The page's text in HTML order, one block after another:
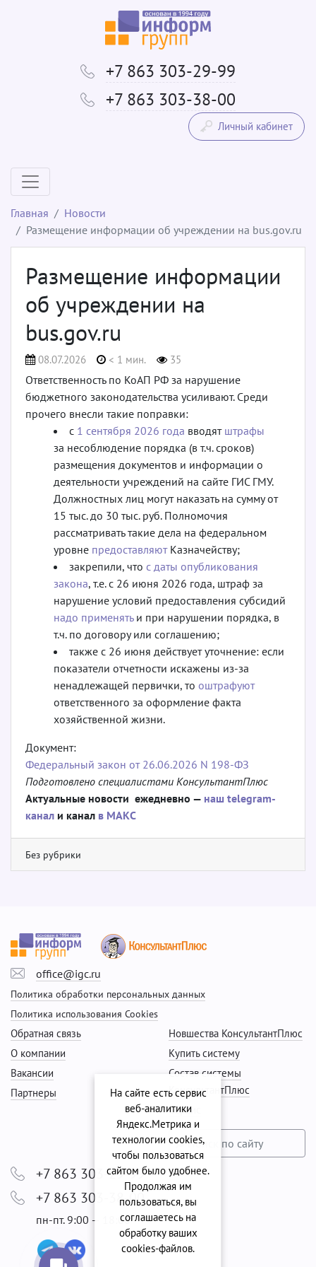
+7 863 303-29-99
+7 863 303-38-00
Личный кабинет
Главная
Новости
Размещение информации об учреждении на bus.gov.ru
Размещение информации
об учреждении на
bus.gov.ru
08.07.2026 < 1 мин. 35
Ответственность по КоАП РФ за нарушение
бюджетного законодательства усиливают. Среди
прочего внесли такие поправки:
с 1 сентября 2026 года вводят штрафы
за несоблюдение порядка (в т.ч. сроков)
размещения документов и информации о
деятельности учреждений на сайте ГИС ГМУ.
Должностных лиц могут наказать на сумму от
15 тыс. до 30 тыс. руб. Полномочия
рассматривать такие дела на федеральном
уровне предоставляютКазначейству;
закрепили, что с даты опубликования
закона, т.е. с 26 июня 2026 года, штраф за
нарушение условий предоставления субсидий
надо применятьи при нарушении порядка, в
т.ч. по договору или соглашению;
также с 26 июня действует уточнение: если
показатели отчетности искажены из-за
ненадлежащей первички, то оштрафуют
ответственного за оформление факта
хозяйственной жизни.
Документ:
Федеральный закон от 26.06.2026 N 198-ФЗ
Подготовлено специалистами КонсультантПлюс
Актуальные новости ежедневно — наш telegram-
канал и канал в МАКС
Без рубрики
office@igc.ru
Политика обработки персональных данных
Политика использования Cookies
Новшества КонсультантПлюс
Купить систему
Состав системы
КонсультантПлюс
Сервис
Обратная связь
О компании
Вакансии
Партнеры
+7 863 303-29-99
+7 863 303-38-00
пн-пт. 9:00 — 18:00
На сайте есть сервис
веб-аналитики
Яндекс.Метрика и
технологии cookies,
чтобы пользоваться
сайтом было удобнее.
Продолжая им
пользоваться, вы
соглашаетесь на
обработку ваших
cookies‑файлов.